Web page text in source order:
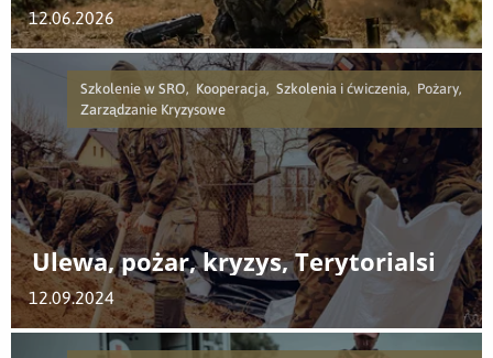
12.06.2026
Szkolenie w SRO, Kooperacja, Szkolenia i ćwiczenia, Pożary,
Zarządzanie Kryzysowe
Ulewa, pożar, kryzys, Terytorialsi
12.09.2024